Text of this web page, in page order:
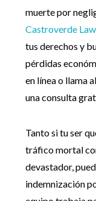
muerte por
Castroverde
tus derechos y
pérdidas
en línea o llama
una consulta
Tanto si tu ser
tráfico mortal
devastador,
indemnización